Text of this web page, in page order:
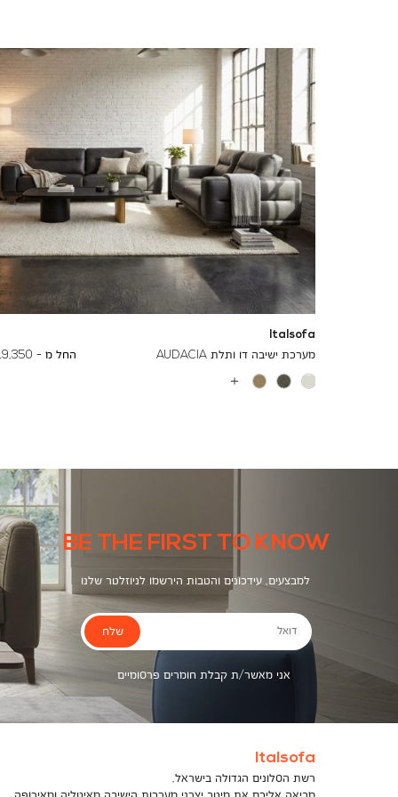
Italsofa
מערכת ישיבה דו ותלת AUDACIA
החל מ - ₪ To
27,260 ₪
BE THE FIRST TO KNOW
למבצעים, עידכונים והטבות הירשמו לניוזלטר שלנו
דואל
אני מאשר/ת קבלת חומרים פרסומיים
שלח
Italsofa
רשת הסלונים הגדולה בישראל,